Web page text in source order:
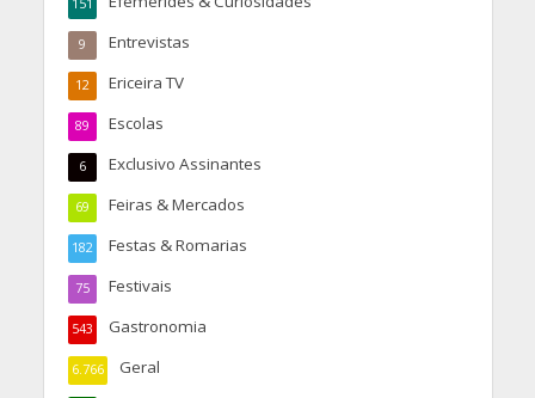
151
Entrevistas
9
Ericeira TV
12
Escolas
89
Exclusivo Assinantes
6
Feiras & Mercados
69
Festas & Romarias
182
Festivais
75
Gastronomia
543
Geral
6.766